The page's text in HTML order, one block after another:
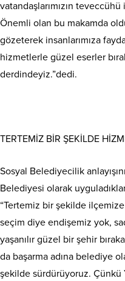
vatandaşlarımızın
Önemli olan bu makamda
gözeterek insanlarımıza
hizmetlerle güzel eserler
derdindeyiz.”dedi.
TERTEMİZ BİR ŞEKİLDE
Sosyal Belediyecilik
Belediyesi olarak
“Tertemiz bir şekilde
seçim diye endişemiz yok,
yaşanılır güzel bir şehir
da başarma adına belediye
şekilde sürdürüyoruz. Çünkü